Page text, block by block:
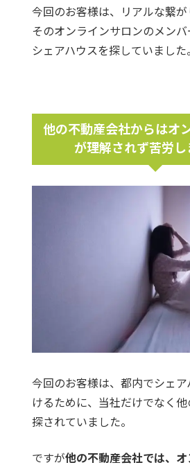
今回のお客様は、リアルな繋が
そのオンラインサロンのメン
シェアハウスを探していました
他の不動産会社からはオ
が理解されず苦労し
今回のお客様は、都内でシェ
けるために、当社だけでなく
探されていました。
ですが他の不動産会社では、オ